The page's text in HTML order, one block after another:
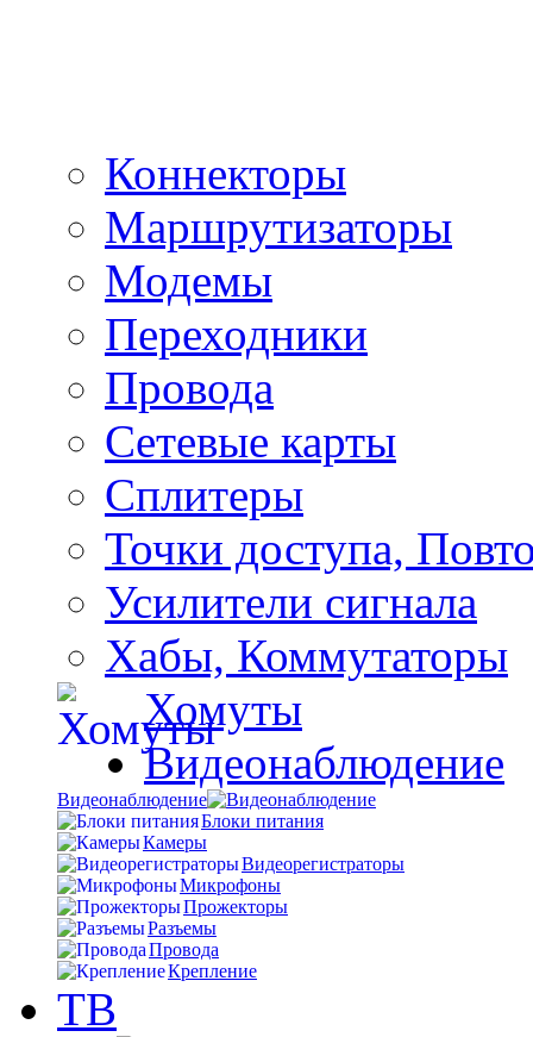
Коннекторы
Маршрутизаторы
Модемы
Переходники
Провода
Сетевые карты
Сплитеры
Точки доступа,
Усилители сигнала
Хабы, Коммутаторы
Хомуты
Видеонаблюдение
Видеонаблюдение
Блоки питания
Камеры
Видеорегистраторы
Микрофоны
Прожекторы
Разъемы
Провода
Крепление
ТВ